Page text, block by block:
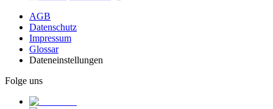
AGB
Datenschutz
Impressum
Glossar
Dateneinstellungen
Folge uns